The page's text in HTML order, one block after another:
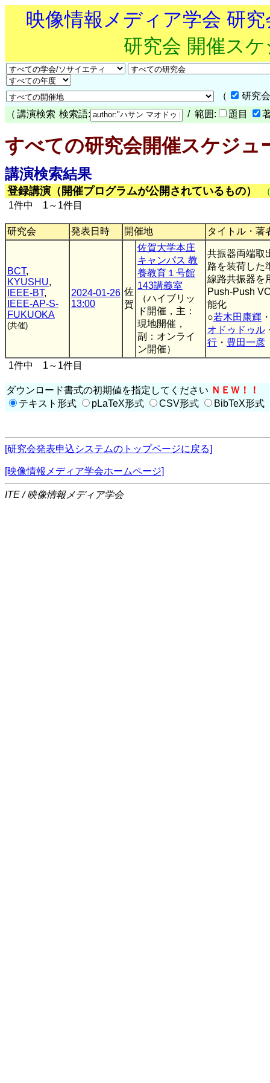
映像情報メディア学会 研
研究会 開催ス
（
研究
（ 講演検索 検索語: / 範囲: 題目
すべての研究会開催スケジュ
講演検索結果
登録講演（開催プログラムが公開されているもの）
1件中 1～1件目
研究会 発表日時 開催地 タイトル・著
BCT,
KYUSHU,
IEEE-BT,
IEEE-AP-S-
FUKUOKA
(共催)
2024-01-26
13:00
佐
賀
佐賀大学本庄
キャンパス 教
養教育１号館
143講義室
（ハイブリッ
ド開催，主：
現地開催，
副：オンライ
ン開催）
共振器両端取
路を装荷した
線路共振器を
Push-Push
能化
○若木田康輝
オドゥドゥル
行 ・ 豊田一彦
1件中 1～1件目
ダウンロード書式の初期値を指定してください ＮＥＷ！！
テキスト形式
pLaTeX形式 CSV形式 BibTeX形式
[研究会発表申込システムのトップページに戻る]
[映像情報メディア学会ホームページ]
ITE / 映像情報メディア学会